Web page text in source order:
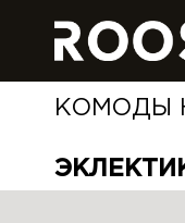
КОМОДЫ